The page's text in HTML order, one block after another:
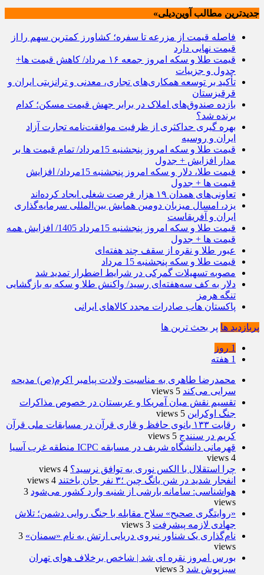
جدیدترین مطالب آوین‌دیلی»
فاصله قیمت از مزرعه تا سفره؛ کشاورز کمترین سهم را از
قیمت نهایی دارد
قیمت طلا و سکه امروز جمعه ۱۶ مرداد/ کاهش قیمت ها+
جدول و جزییات
تأکید بر توسعه همکاری‌های تجاری، معدنی و ترانزیتی ایران و
قرقیزستان
بازده صندوق‌های املاک در برابر جهش قیمت مسکن؛ کدام
برنده شد؟
بهره گیری حداکثری از ظرفیت موافقت‌نامه تجارت آزاد
ایران و روسیه
قیمت طلا و سکه امروز پنجشنبه 15مرداد/ تمام قیمت ها بر
مدار افزایش + جدول
قیمت طلا، دلار و سکه امروز پنجشنبه 15مرداد/ افزایش
قیمت ها + جدول
تعاونی‌های همدان ۱۹ هزار فرصت شغلی ایجاد کرده‌اند
یزد، امسال میزبان دومین همایش بین‌المللی سرمایه‌گذاری
ایران و آفریقاست
قیمت طلا و سکه امروز پنجشنبه 15مرداد 1405/ افزایش همه
قیمت ها + جدول
عبور طلا و نقره از سقف چند هفته‌ای
قیمت طلا و سکه پنجشنبه 15 مرداد
مصوبه تسهیلات گمرکی در شرایط اضطرار تمدید شد
دلار به کف سه‌هفته‌ای رسید/ واکنش طلا و سکه به بازگشایی
تنگه هرمز
پاکستان هاب صادرات مجدد کالاهای ایرانی
پربازدید ها پر بحث ترین ها
1 روز
1 هفته
محمدرضا طاهری به مناسبت ولادت پیامبر اکرم(ص) مدیحه
سرایی می‌کند 5 views
تقسیم نقش میان آمریکا و عربستان در خصوص مذاکرات
جنگ اوکراین 5 views
رقابت ۱۳۳ بانوی حافظ و قاری قرآن در مسابقات ملی قرآن
کریم در سنندج 5 views
قهرمانی دانشگاه شریف در مسابقه ICPC منطقه غرب آسیا
4 views
چرا استقلال با الکس نوری به توافق نرسید؟ 4 views
انفجار شدید در شن یانگ چین ؛۳ نفر جان باختند
4 views
هواشناسی: سامانه بارشی از شنبه وارد کشور می‌شود 3
views
«روایتگری صحیح» سلاح مقابله با جنگ روایی دشمن؛ تلاش
جهادی لازمه پیشرفت 3 views
نام‌گذاری یک شناور نیروی دریایی ارتش به نام «سمنان» 3
views
بورس امروز نقره ای شد | شاخص برخلاف هوای تهران
سبزپوش شد 3 views